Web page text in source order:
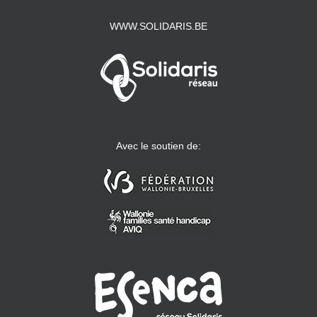
WWW.SOLIDARIS.BE
Avec le soutien de: